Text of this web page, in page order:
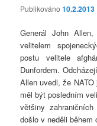
Publikováno10.2.2013
Generál John
velitelem
postu velitele
Dunfordem.
Allen uvedl, že
měl být posledním
většiny
došlo v neděli